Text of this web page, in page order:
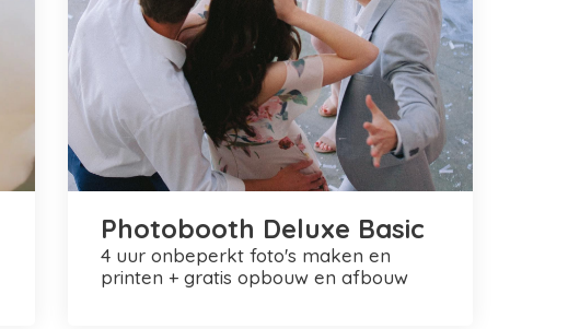
Photobooth Deluxe Basic
4 uur onbeperkt foto's maken en
printen + gratis opbouw en afbouw